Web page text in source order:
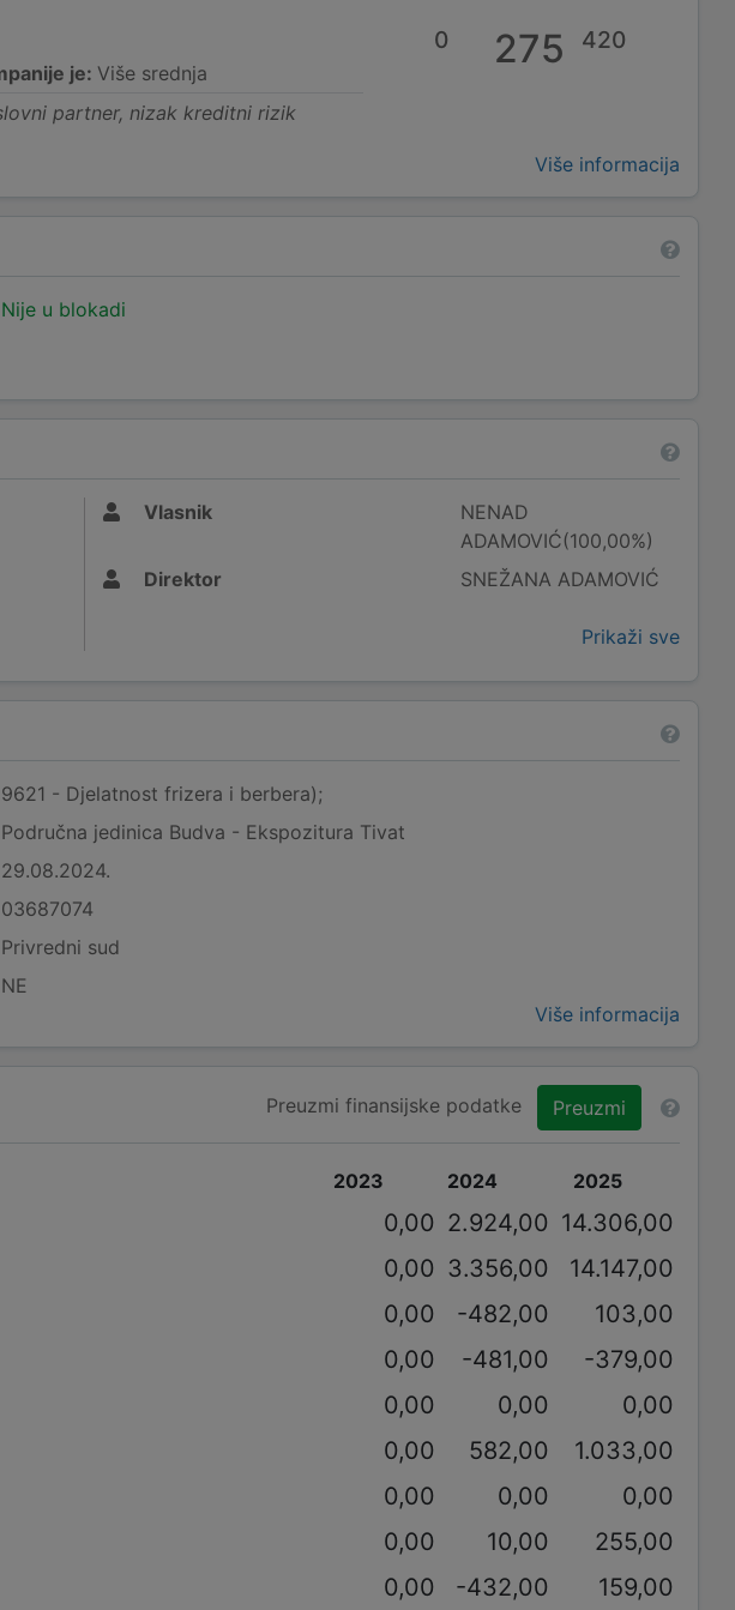
je: Više srednja
partner, nizak kreditni rizik
0 275 420
Više informacija
Nije u blokadi
Vlasnik
NENAD
ADAMOVIĆ(100,00%)
Direktor
SNEŽANA ADAMOVIĆ
Prikaži sve
9621 - Djelatnost frizera i berbera);
Područna jedinica Budva - Ekspozitura Tivat
29.08.2024.
03687074
Privredni sud
NE
Više informacija
Preuzmi finansijske podatke Preuzmi
2023 2024 2025
0,00 2.924,00 14.306,00
0,00 3.356,00
14.147,00
0,00 -482,00
103,00
0,00 -481,00
-379,00
0,00 0,00
0,00
0,00 582,00
1.033,00
0,00 0,00
0,00
0,00 10,00
255,00
0,00 -432,00
159,00